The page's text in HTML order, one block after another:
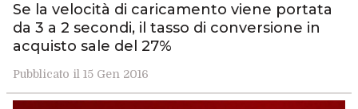
Se la velocità di caricamento viene portata
da 3 a 2 secondi, il tasso di conversione in
acquisto sale del 27%
Pubblicato il 15 Gen 2016